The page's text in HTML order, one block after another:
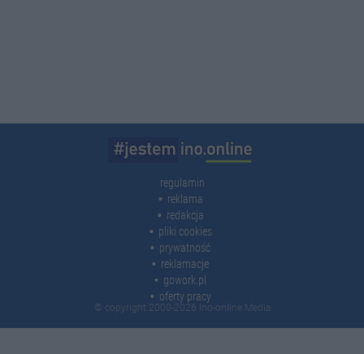
regulamin
reklama
redakcja
pliki cookies
prywatność
reklamacje
gowork.pl
oferty pracy
© copyright 2000-2026 Ino-online Media